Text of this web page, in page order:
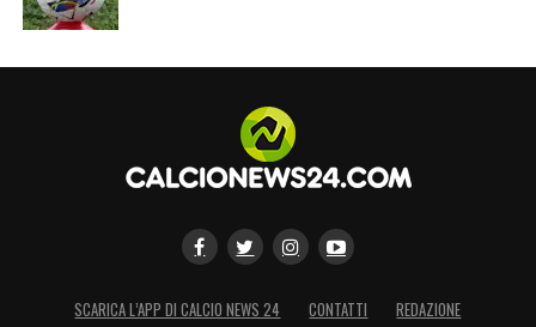
SCARICA L’APP DI CALCIO NEWS 24 CONTATTI
REDAZIONE